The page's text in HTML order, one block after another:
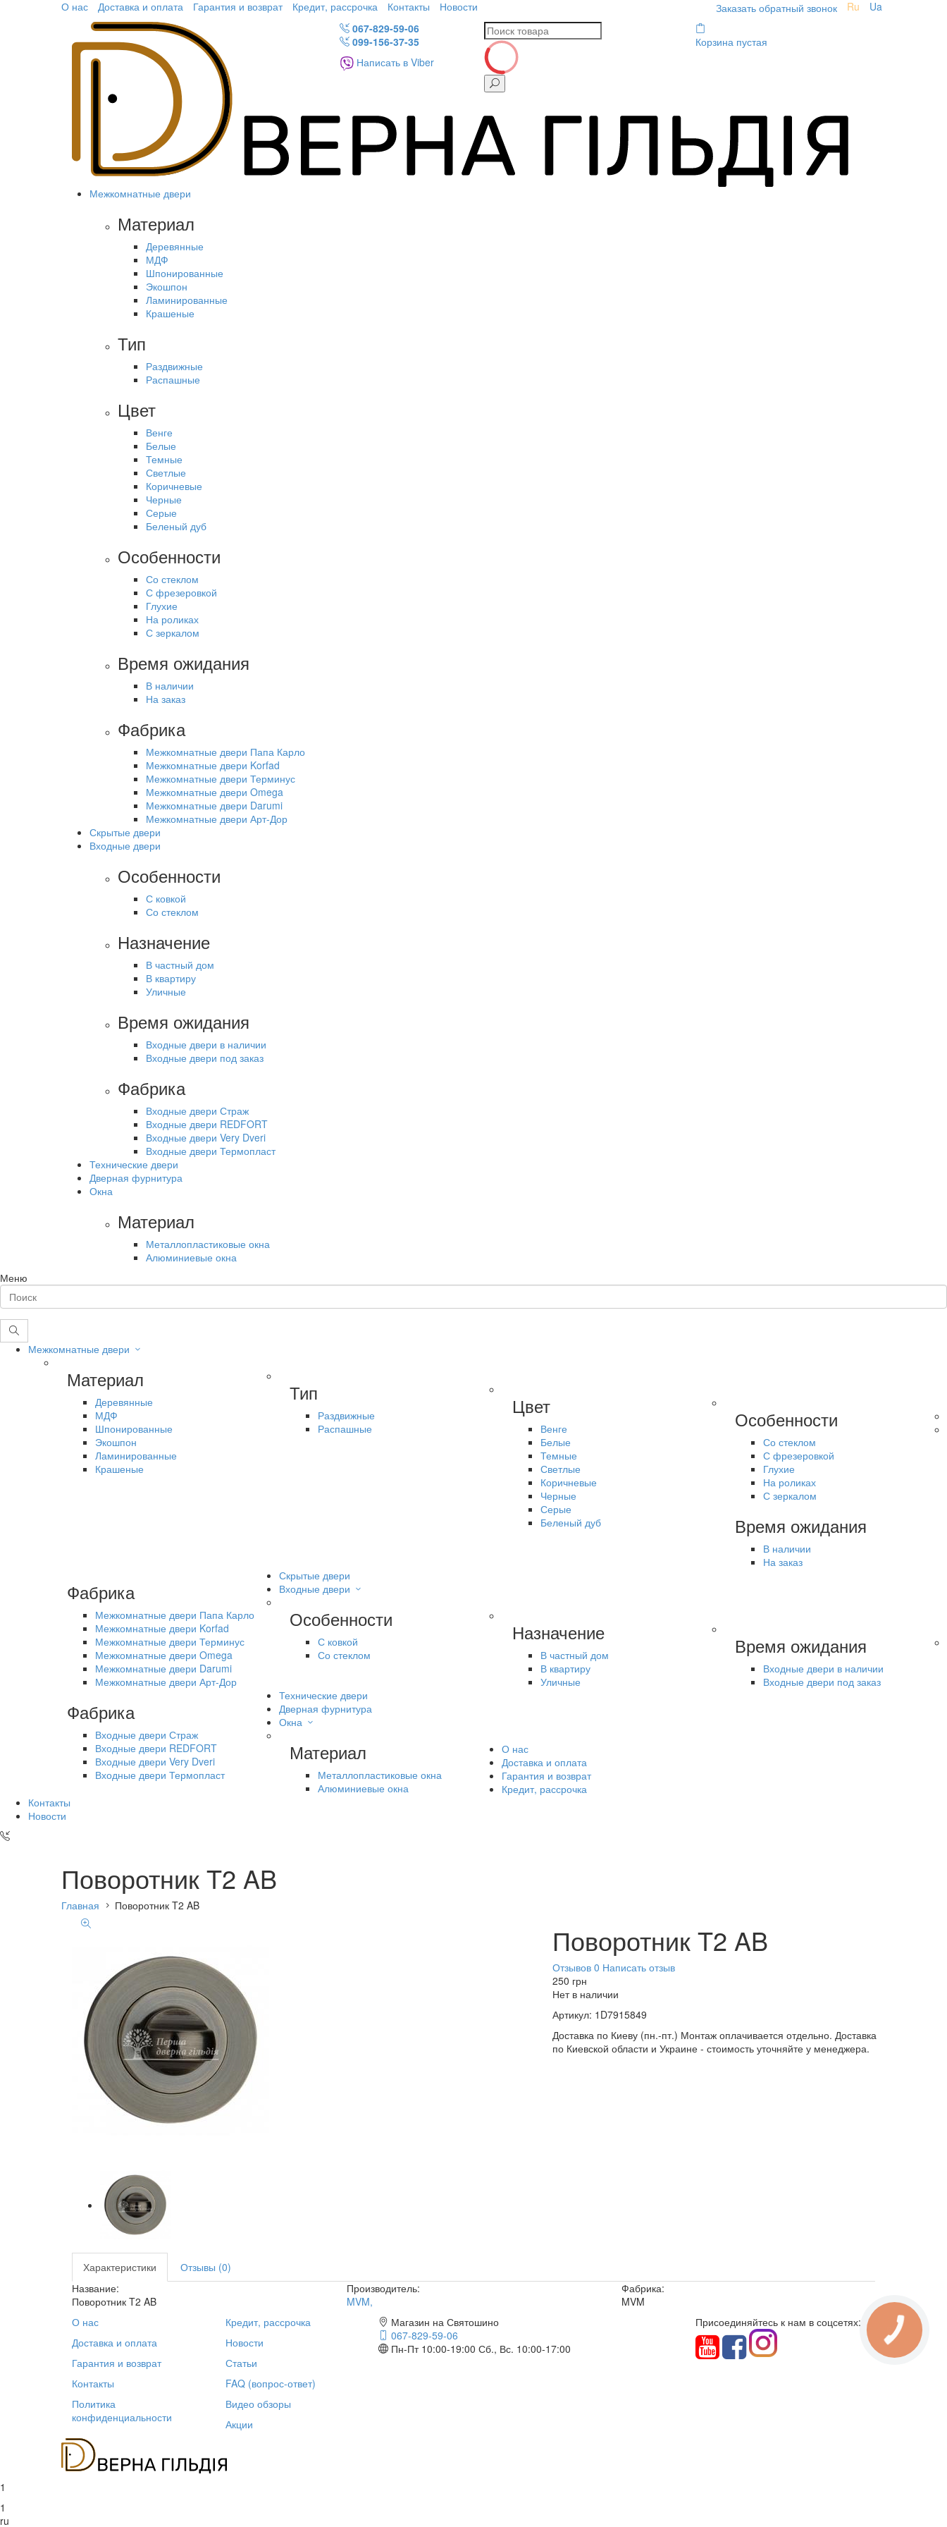
О нас Доставка и оплата Гарантия и возврат Кредит, рассрочка Контакты Новости Заказать обратный звонок Ru
Ua
067-829-59-06
099-156-37-35
Написать в Viber
Корзина пустая
Межкомнатные двери
Материал
Деревянные
МДФ
Шпонированные
Экошпон
Ламинированные
Крашеные
Тип
Раздвижные
Распашные
Цвет
Венге
Белые
Темные
Светлые
Коричневые
Черные
Серые
Беленый дуб
Особенности
Со стеклом
С фрезеровкой
Глухие
На роликах
С зеркалом
Время ожидания
В наличии
На заказ
Фабрика
Межкомнатные двери Папа Карло
Межкомнатные двери Korfad
Межкомнатные двери Терминус
Межкомнатные двери Omega
Межкомнатные двери Darumi
Межкомнатные двери Арт-Дор
Скрытые двери
Входные двери
Особенности
С ковкой
Со стеклом
Назначение
В частный дом
В квартиру
Уличные
Время ожидания
Входные двери в наличии
Входные двери под заказ
Фабрика
Входные двери Страж
Входные двери REDFORT
Входные двери Very Dveri
Входные двери Термопласт
Технические двери
Дверная фурнитура
Окна
Материал
Металлопластиковые окна
Алюминиевые окна
Меню
Межкомнатные двери
Материал
Деревянные
МДФ
Шпонированные
Экошпон
Ламинированные
Крашеные
Тип
Раздвижные
Распашные
Цвет
Венге
Белые
Темные
Светлые
Коричневые
Черные
Серые
Беленый дуб
Особенности
Со стеклом
С фрезеровкой
Глухие
На роликах
С зеркалом
Время ожидания
В наличии
На заказ
Фабрика
Межкомнатные двери Папа Карло
Межкомнатные двери Korfad
Межкомнатные двери Терминус
Межкомнатные двери Omega
Межкомнатные двери Darumi
Межкомнатные двери Арт-Дор
Скрытые двери
Входные двери
Особенности
С ковкой
Со стеклом
Назначение
В частный дом
В квартиру
Уличные
Время ожидания
Входные двери в наличии
Входные двери под заказ
Фабрика
Входные двери Страж
Входные двери REDFORT
Входные двери Very Dveri
Входные двери Термопласт
Технические двери
Дверная фурнитура
Окна
Материал
Металлопластиковые окна
Алюминиевые окна
О нас
Доставка и оплата
Гарантия и возврат
Кредит, рассрочка
Контакты
Новости
Поворотник T2 AB
Главная Поворотник T2 AB
Поворотник T2 AB
Отзывов 0 Написать отзыв
250 грн
Нет в наличии
Артикул: 1D7915849
Доставка по Киеву (пн.-пт.) Монтаж оплачивается отдельно. Доставка
по Киевской области и Украине - стоимость уточняйте у менеджера.
Характеристики
Отзывы (0)
Название:
Поворотник T2 AB
Производитель:
MVM,
Фабрика:
MVM
О нас
Доставка и оплата
Гарантия и возврат
Контакты
Политика
конфиденциальности
Кредит, рассрочка
Новости
Статьи
FAQ (вопрос-ответ)
Видео обзоры
Акции
Магазин на Святошино
067-829-59-06
Пн-Пт 10:00-19:00 Сб., Вс. 10:00-17:00
Присоединяйтесь к нам в соцсетях:
1
1
ru